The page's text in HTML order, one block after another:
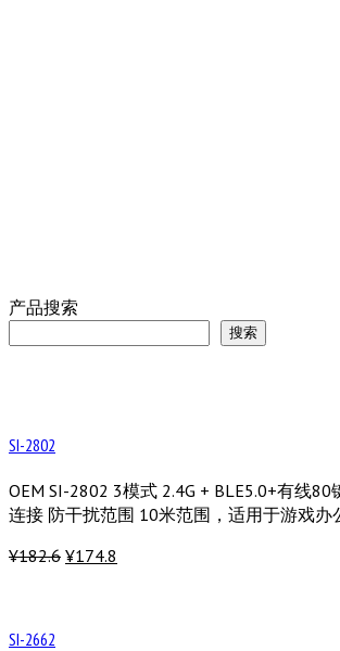
产品搜索
搜索
SI-2802
OEM SI-2802 3模式 2.4G + BLE5.0+有线
连接 防干扰范围 10米范围，适用于游戏办
¥182.6 ¥174.8
SI-2662